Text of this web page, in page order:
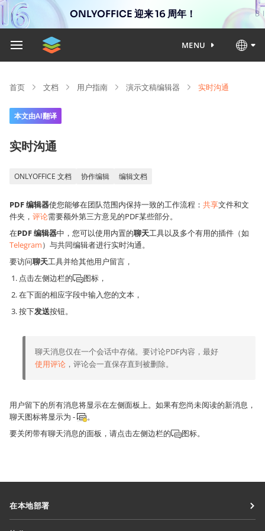
ONLYOFFICE 迎来 16 周年！
MENU
首页 文档 用户指南 演示文稿编辑器 实时沟通
本文由AI翻译
实时沟通
ONLYOFFICE 文档 协作编辑 编辑文档
PDF 编辑器使您能够在团队范围内保持一致的工作流程： 共享文件和文
件夹， 评论需要额外第三方意见的PDF某些部分。
在PDF 编辑器中，您可以使用内置的聊天工具以及多个有用的插件（如
Telegram）与共同编辑者进行实时沟通。
要访问聊天工具并给其他用户留言，
点击左侧边栏的
图标，
在下面的相应字段中输入您的文本，
按下发送按钮。
聊天消息仅在一个会话中存储。要讨论PDF内容，最好
使用评论 ，评论会一直保存直到被删除。
用户留下的所有消息将显示在左侧面板上。如果有您尚未阅读的新消息，
聊天图标将显示为 -
。
要关闭带有聊天消息的面板，请点击左侧边栏的
图标。
在本地部署